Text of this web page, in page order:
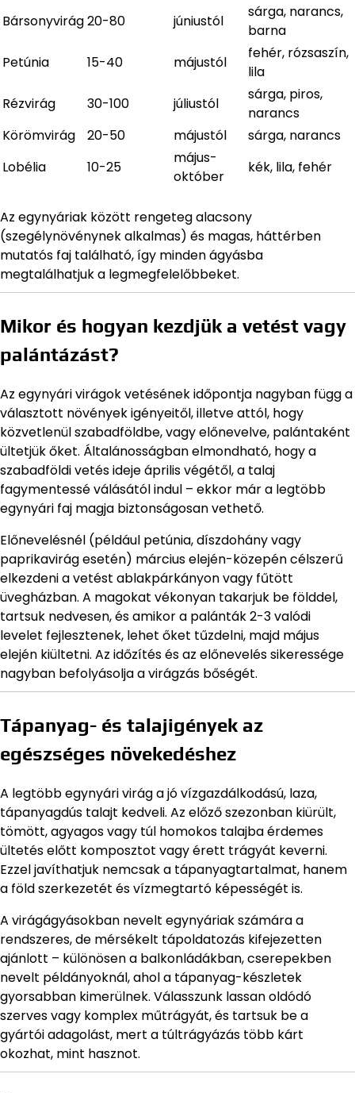
Bársonyvirág20-80 júniustól
sárga, narancs,
barna
Petúnia
15-40 májustól
fehér, rózsaszín,
lila
Rézvirág
30-100 júliustól
sárga, piros,
narancs
Körömvirág
20-50 májustól
sárga, narancs
Lobélia
10-25
május-
október
kék, lila, fehér
Az egynyáriak között rengeteg alacsony
(szegélynövénynek alkalmas) és magas, háttérben
mutatós faj található, így minden ágyásba
megtalálhatjuk a legmegfelelőbbeket.
Mikor és hogyan kezdjük a vetést vagy
palántázást?
Az egynyári virágok vetésének időpontja nagyban függ a
választott növények igényeitől, illetve attól, hogy
közvetlenül szabadföldbe, vagy előnevelve, palántaként
ültetjük őket. Általánosságban elmondható, hogy a
szabadföldi vetés ideje április végétől, a talaj
fagymentessé válásától indul – ekkor már a legtöbb
egynyári faj magja biztonságosan vethető.
Előnevelésnél (például petúnia, díszdohány vagy
paprikavirág esetén) március elején-közepén célszerű
elkezdeni a vetést ablakpárkányon vagy fűtött
üvegházban. A magokat vékonyan takarjuk be földdel,
tartsuk nedvesen, és amikor a palánták 2-3 valódi
levelet fejlesztenek, lehet őket tűzdelni, majd május
elején kiültetni. Az időzítés és az előnevelés sikeressége
nagyban befolyásolja a virágzás bőségét.
Tápanyag- és talajigények az
egészséges növekedéshez
A legtöbb egynyári virág a jó vízgazdálkodású, laza,
tápanyagdús talajt kedveli. Az előző szezonban kiürült,
tömött, agyagos vagy túl homokos talajba érdemes
ültetés előtt komposztot vagy érett trágyát keverni.
Ezzel javíthatjuk nemcsak a tápanyagtartalmat, hanem
a föld szerkezetét és vízmegtartó képességét is.
A virágágyásokban nevelt egynyáriak számára a
rendszeres, de mérsékelt tápoldatozás kifejezetten
ajánlott – különösen a balkonládákban, cserepekben
nevelt példányoknál, ahol a tápanyag-készletek
gyorsabban kimerülnek. Válasszunk lassan oldódó
szerves vagy komplex műtrágyát, és tartsuk be a
gyártói adagolást, mert a túltrágyázás több kárt
okozhat, mint hasznot.